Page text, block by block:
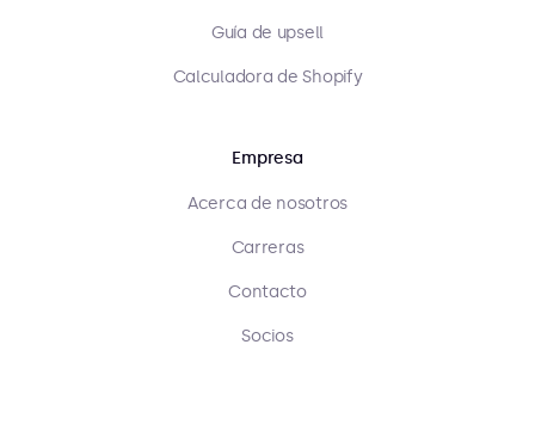
Guía de upsell
Calculadora de Shopify
Empresa
Acerca de nosotros
Carreras
Contacto
Socios